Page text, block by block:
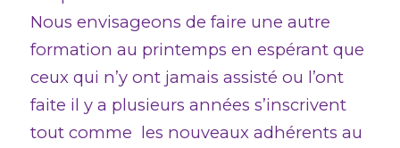
Nous envisageons de faire une autre
formation au printemps en espérant que
ceux qui n’y ont jamais assisté ou l’ont
faite il y a plusieurs années s’inscrivent
tout comme les nouveaux adhérents au